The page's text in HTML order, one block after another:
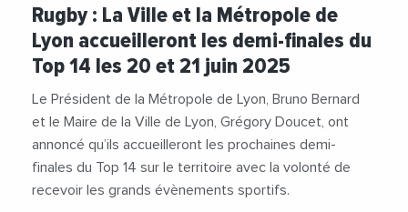
#Sport
Rugby : La Ville et la Métropole de
Lyon accueilleront les demi-finales du
Top 14 les 20 et 21 juin 2025
Le Président de la Métropole de Lyon, Bruno Bernard
et le Maire de la Ville de Lyon, Grégory Doucet, ont
annoncé qu’ils accueilleront les prochaines demi-
finales du Top 14 sur le territoire avec la volonté de
recevoir les grands évènements sportifs.